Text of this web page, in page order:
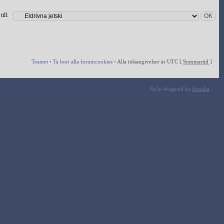
till:
Teamet • Ta bort alla forumcookies • Alla tidsangivelser är UTC [ Sommartid ]
Style designed by Artodia